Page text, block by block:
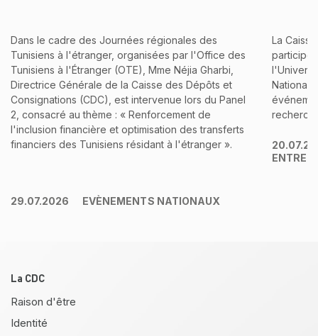
Dans le cadre des Journées régionales des
Tunisiens à l'étranger, organisées par l'Office des
Tunisiens à l'Étranger (OTE), Mme Néjia Gharbi,
Directrice Générale de la Caisse des Dépôts et
Consignations (CDC), est intervenue lors du Panel
2, consacré au thème : « Renforcement de
l'inclusion financière et optimisation des transferts
financiers des Tunisiens résidant à l'étranger ».
29.07.2026 EVÈNEMENTS NATIONAUX
La
participé
Pied de page
La CDC
Raison d'être
Identité